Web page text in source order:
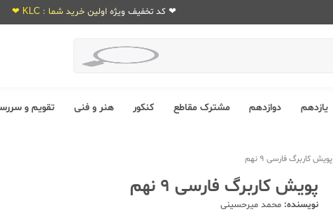
❤ کد تخفیف ویژه اولین خرید شما : KLC ❤
یازدهم دوازدهم مشترک مقاطع کنکور هنر و فنی تقویم و
پویش کاربرگ فارسی 9 نهم
پویش کاربرگ فارسی 9 نهم
نویسنده: محمد میرحسینی